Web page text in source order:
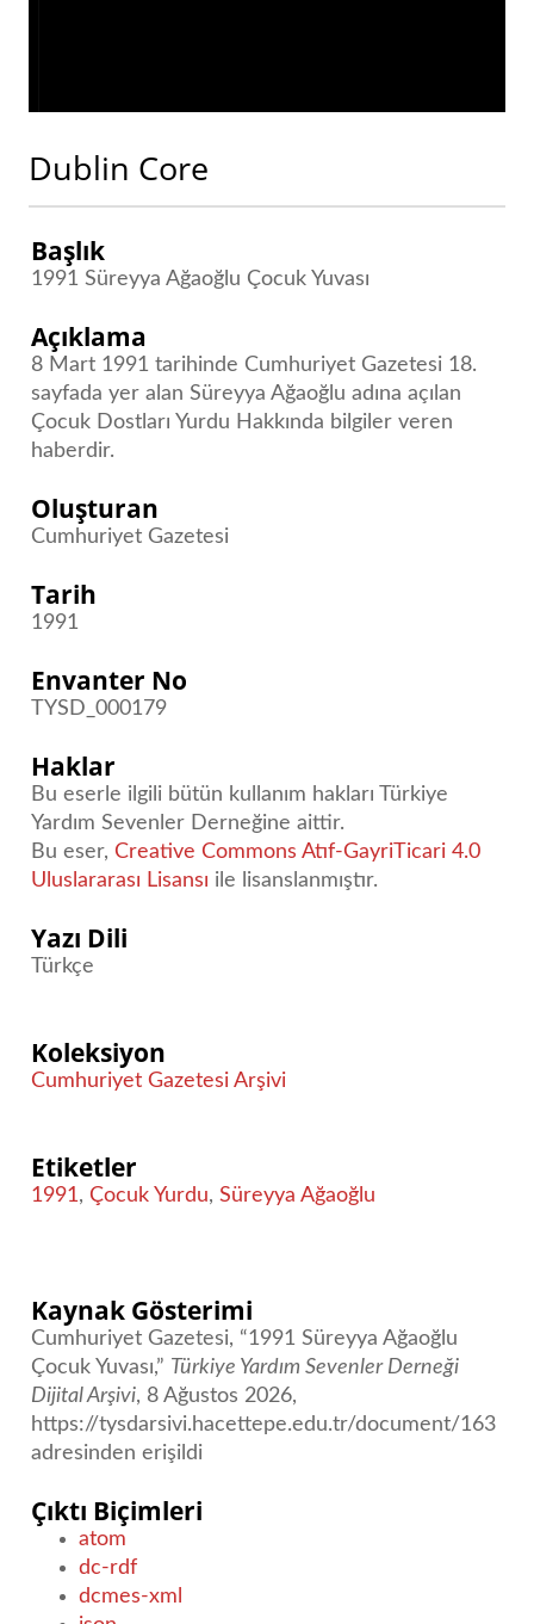
Dublin Core
Başlık
1991 Süreyya Ağaoğlu Çocuk Yuvası
Açıklama
8 Mart 1991 tarihinde Cumhuriyet Gazetesi 18.
sayfada yer alan Süreyya Ağaoğlu adına açılan
Çocuk Dostları Yurdu Hakkında bilgiler veren
haberdir.
Oluşturan
Cumhuriyet Gazetesi
Tarih
1991
Envanter No
TYSD_000179
Haklar
Bu eserle ilgili bütün kullanım hakları Türkiye
Yardım Sevenler Derneğine aittir.
Bu eser,Creative Commons Atıf-GayriTicari 4.0
Uluslararası Lisansı ile lisanslanmıştır.
Yazı Dili
Türkçe
Koleksiyon
Cumhuriyet Gazetesi Arşivi
Etiketler
1991,Çocuk Yurdu,Süreyya Ağaoğlu
Kaynak Gösterimi
Cumhuriyet Gazetesi, “1991 Süreyya Ağaoğlu
Çocuk Yuvası,” Türkiye Yardım Sevenler Derneği
Dijital Arşivi, 8 Ağustos 2026,
https://tysdarsivi.hacettepe.edu.tr/document/163
adresinden erişildi
Çıktı Biçimleri
atom
dc-rdf
dcmes-xml